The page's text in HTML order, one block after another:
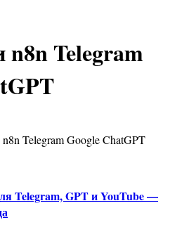
n8n Telegram
Telegram Google ChatGPT
Telegram, GPT и YouTube —